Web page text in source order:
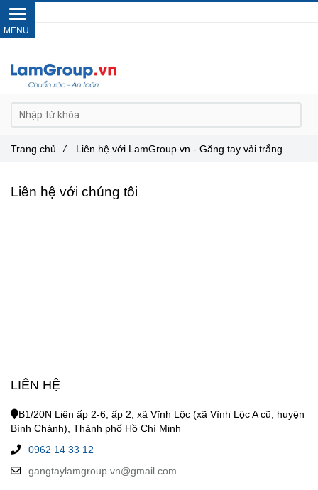
Liên hệ với chúng tôi
LIÊN HỆ
B1/20N Liên ấp 2-6, ấp 2, xã Vĩnh Lộc (xã Vĩnh Lộc A cũ, huyện
Bình Chánh), Thành phố Hồ Chí Minh
0962 14 33 12
gangtaylamgroup.vn@gmail.com
Trang chủ / Liên hệ với LamGroup.vn - Găng tay vải trắng